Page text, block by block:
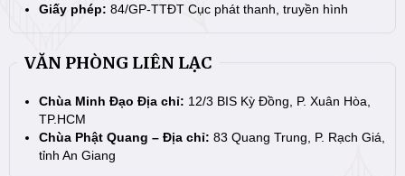
Giấy phép: 84/GP-TTĐT Cục phát thanh, truyền hình
VĂN PHÒNG LIÊN LẠC
Chùa Minh Đạo Địa chỉ: 12/3 BIS Kỳ Đồng, P. Xuân Hòa,
TP.HCM
Chùa Phật Quang – Địa chỉ: 83 Quang Trung, P. Rạch Giá,
tỉnh An Giang